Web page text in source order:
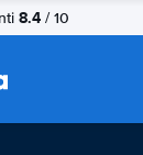
8.4 / 10